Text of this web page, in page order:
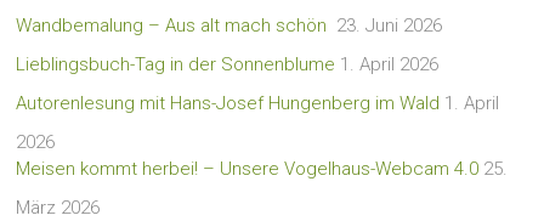
Wandbemalung – Aus alt mach schön 23. Juni 2026
Lieblingsbuch-Tag in der Sonnenblume 1. April 2026
Autorenlesung mit Hans-Josef Hungenberg im Wald 1. April
2026
Meisen kommt herbei! – Unsere Vogelhaus-Webcam 4.0 25.
März 2026